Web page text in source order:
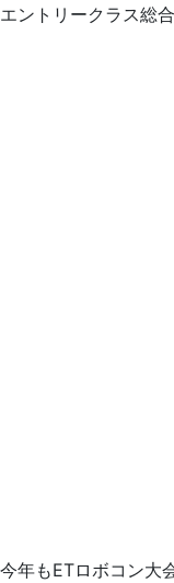
エントリークラス総
今年もETロボコン大